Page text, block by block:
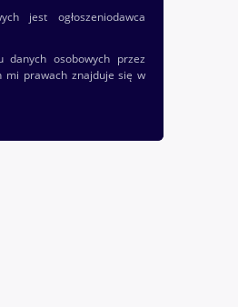
jest ogłoszeniodawca
danych osobowych przez
mi prawach znajduje się w